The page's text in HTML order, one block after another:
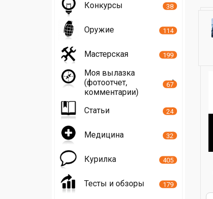
Конкурсы 38
Оружие 114
Мастерская 199
Моя вылазка
(фотоотчет,
комментарии)
67
Статьи 24
Медицина 32
Курилка 405
Тесты и обзоры 179